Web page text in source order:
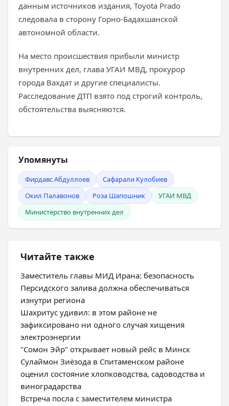
данным источников издания, Toyota Prado
следовала в сторону Горно-Бадахшанской
автономной области.
На место происшествия прибыли министр
внутренних дел, глава УГАИ МВД, прокурор
города Вахдат и другие специалисты.
Расследование ДТП взято под строгий контроль,
обстоятельства выясняются.
Упомянуты
Фирдавс Абдуллоев
Сафарали Кулобиев
Окил Палавонов
Роза Шапошник
УГАИ МВД
Министерство внутренних дел
Читайте также
Заместитель главы МИД Ирана: безопасность
Персидского залива должна обеспечиваться
изнутри региона
Шахритус удивил: в этом районе не
зафиксировано ни одного случая хищения
электроэнергии
"Сомон Эйр" открывает новый рейс в Минск
Сулаймон Зиёзода в Спитаменском районе
оценил состояние хлопководства, садоводства и
виноградарства
Встреча посла с заместителем министра